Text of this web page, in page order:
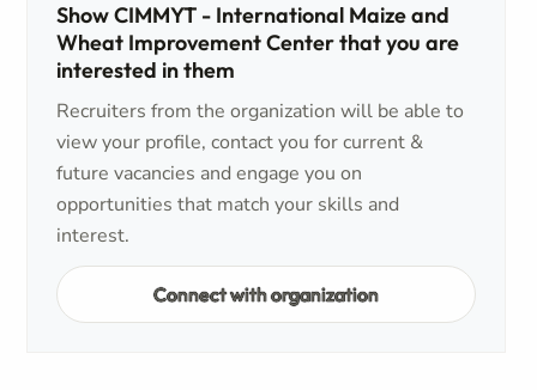
Show CIMMYT - International Maize and
Wheat Improvement Center that you are
interested in them
Recruiters from the organization will be able to
view your profile, contact you for current &
future vacancies and engage you on
opportunities that match your skills and
interest.
Connect with organization